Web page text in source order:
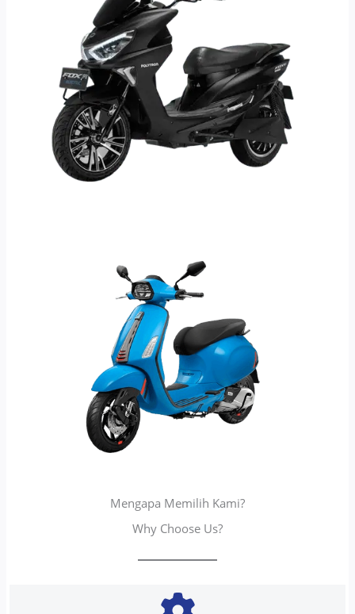
Mengapa Memilih Kami?
Why Choose Us?